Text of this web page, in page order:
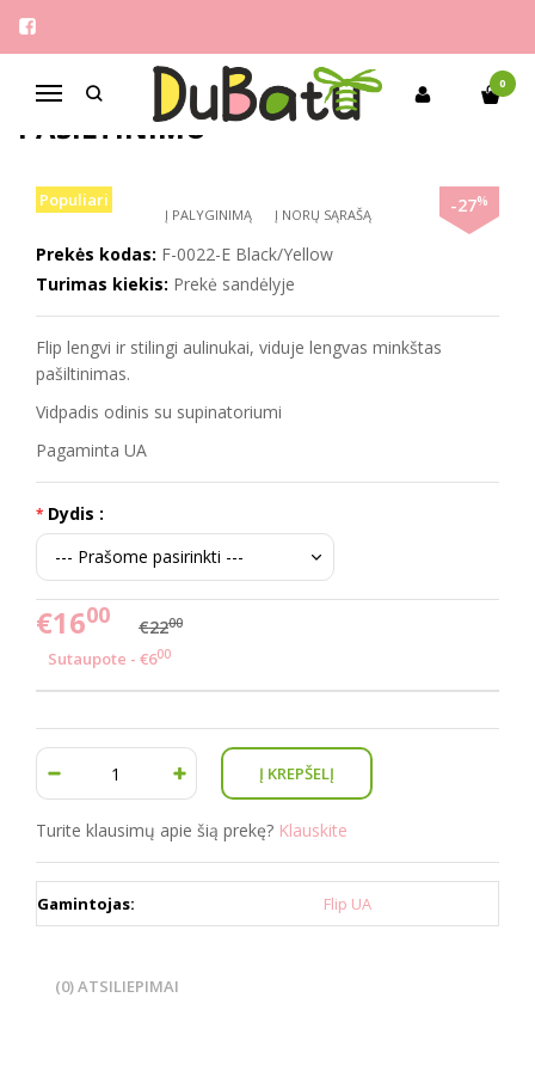
Navigacija
0
Pagrindinis
FLIP 27-32 STILINGI AULINUKAI SU
PAŠILTINIMU
Populiari -27%
Į PALYGINIMĄ Į NORŲ SĄRAŠĄ
Prekės kodas: F-0022-E Black/Yellow
Turimas kiekis: Prekė sandėlyje
Flip lengvi ir stilingi aulinukai, viduje lengvas minkštas
pašiltinimas.
Vidpadis odinis su supinatoriumi
Pagaminta UA
Dydis :
€1600 €2200
Sutaupote - €600
Turite klausimų apie šią prekę? Klauskite
Gamintojas: Flip UA
(0) ATSILIEPIMAI